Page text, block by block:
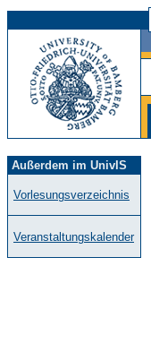
Außerdem im UnivIS
Vorlesungsverzeichnis
Veranstaltungskalender